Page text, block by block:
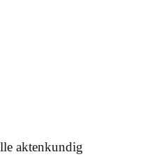
aktenkundig